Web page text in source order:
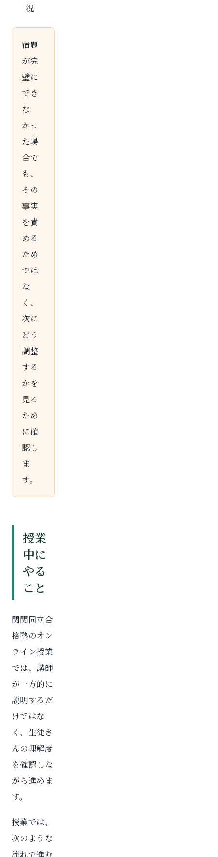
況
宿題
が完
璧に
でき
な
かっ
た場
合で
も、
その
事実
を責
める
ため
では
な
く、
次に
どう
調整
する
かを
見る
ため
に確
認し
ま
す。
授業
中に
やる
こと
関関同立合
格塾のオン
ライン授業
では、講師
が一方的に
説明するだ
けではな
く、生徒さ
んの理解度
を確認しな
がら進めま
す。
授業では、
次のような
流れで進む